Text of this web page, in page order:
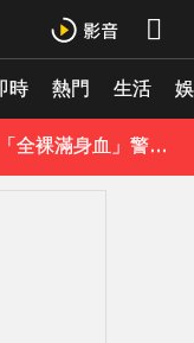
時 熱門 生活48歲男星直播突亮刀自殘！「全裸滿身血」警急破門 家屬發聲曝現況
遭前夫割頸脅迫！「兇版李毓芬」陷養套殺慘賠2000萬 2度遇感情詐騙